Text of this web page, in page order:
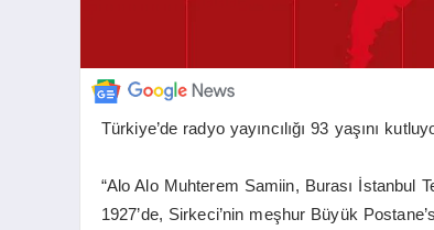
Türkiye’de radyo yayıncılığı 93 yaşını
“Alo Alo Muhterem Samiin, Burası İstanbul
1927’de, Sirkeci’nin meşhur Büyük